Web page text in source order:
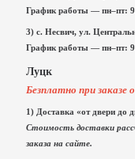
График работы — пн–пт:
3) с. Несвич, ул.
График работы — пн–пт:
Луцк
Безплатно при заказе
1) Доставка «от двери до
Стоимость доставки
заказа на сайте.